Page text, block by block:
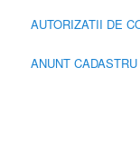
AUTORIZATII DE
ANUNT CADASTRU